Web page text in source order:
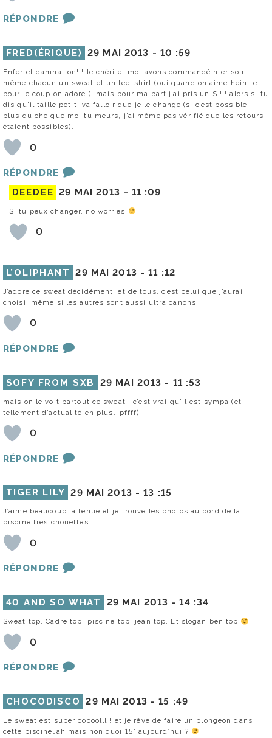
RÉPONDRE
FRED(ÉRIQUE) 29 MAI 2013 - 10 :59
Enfer et damnation!!! le chéri et moi avons commandé hier soir
même chacun un sweat et un tee-shirt (oui quand on aime hein… et
pour le coup on adore!), mais pour ma part j’ai pris un S !!! alors si tu
dis qu’il taille petit, va falloir que je le change (si c’est possible,
plus quiche que moi tu meurs, j’ai même pas vérifié que les retours
étaient possibles)…
0
RÉPONDRE
DEEDEE 29 MAI 2013 - 11 :09
Si tu peux changer, no worries
0
L’OLIPHANT 29 MAI 2013 -11 :12
J’adore ce sweat décidément! et de tous, c’est celui que j’aurai
choisi, même si les autres sont aussi ultra canons!
0
RÉPONDRE
SOFY FROM SXB 29 MAI 2013 - 11 :53
mais on le voit partout ce sweat ! c’est vrai qu’il est sympa (et
tellement d’actualité en plus… pffff) !
0
RÉPONDRE
TIGER LILY 29 MAI 2013 -13 :15
J’aime beaucoup la tenue et je trouve les photos au bord de la
piscine très chouettes !
0
RÉPONDRE
40 AND SO WHAT 29 MAI 2013 -14 :34
Sweat top. Cadre top. piscine top. jean top. Et slogan ben top
0
RÉPONDRE
CHOCODISCO 29 MAI 2013 -15 :49
Le sweat est super coooolll ! et je rêve de faire un plongeon dans
cette piscine…ah mais non quoi 15° aujourd’hui ?